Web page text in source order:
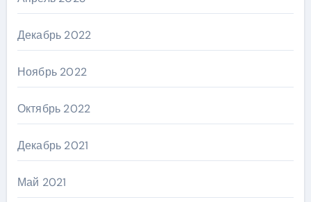
Декабрь 2022
Ноябрь 2022
Октябрь 2022
Декабрь 2021
Май 2021